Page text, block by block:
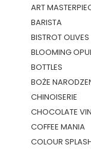
ART
BARISTA
BISTROT OLIVES
BLOOMING
BOTTLES
BOŻE
CHINOISERIE
CHOCOLATE
COFFEE MANIA
COLOUR